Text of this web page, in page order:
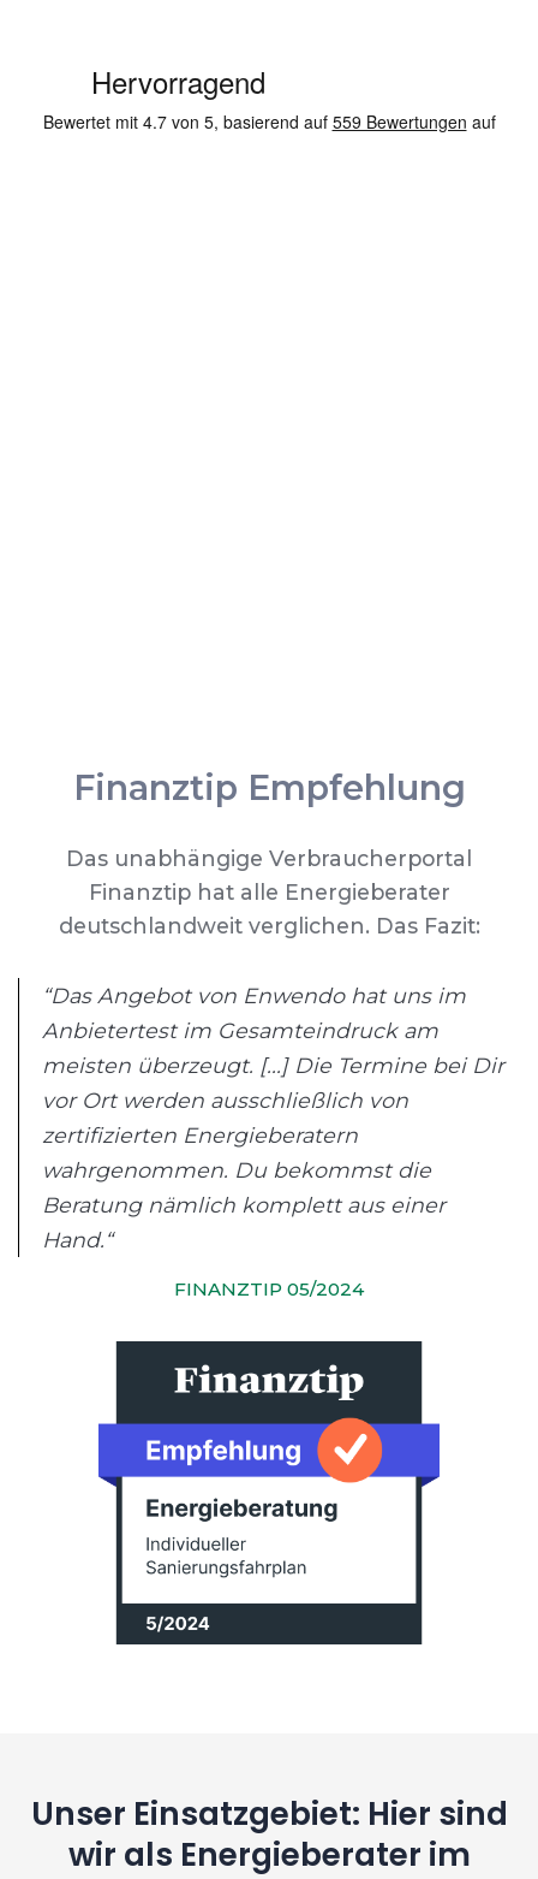
Finanztip Empfehlung
Das unabhängige Verbraucherportal
Finanztip hat alle Energieberater
deutschlandweit verglichen. Das Fazit:
“Das Angebot von Enwendo hat uns im
Anbietertest im Gesamteindruck am
meisten überzeugt. [...] Die Termine bei Dir
vor Ort werden ausschließlich von
zertifizierten Energieberatern
wahrgenommen. Du bekommst die
Beratung nämlich komplett aus einer
Hand.“
FINANZTIP 05/2024
Unser Einsatzgebiet: Hier sind
wir als Energieberater im